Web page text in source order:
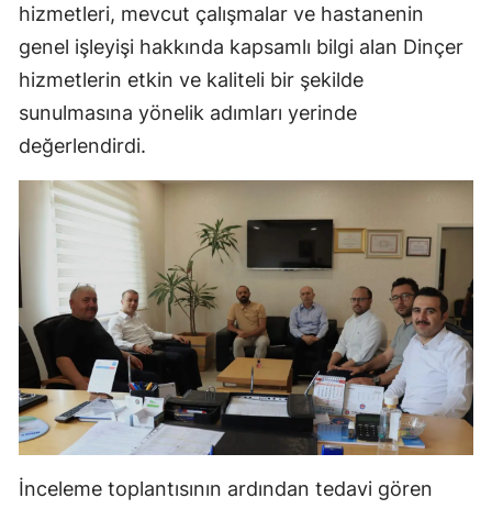
Malatya
Manisa
Kahramanmaraş
Muğla
Muş
Nevşehir
Niğde
Ordu
Rize
Sakarya
hizmetleri, mevcut çalışmalar ve hastanenin
genel işleyişi hakkında kapsamlı bilgi alan Dinçer
hizmetlerin etkin ve kaliteli bir şekilde
sunulmasına yönelik adımları yerinde
değerlendirdi.
İnceleme toplantısının ardından tedavi gören